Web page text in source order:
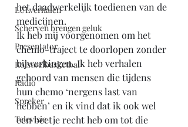
LULverhalen
Scherven brengen geluk
Presentator
Rolstoelbasketbal
Radio
Spreker
Televisie
het daadwerkelijk toedienen van de
medicijnen.
Ik heb mij voorgenomen om het
chemo-traject te doorlopen zonder
bijwerkingen. Ik heb verhalen
gehoord van mensen die tijdens
hun chemo ‘nergens last van
hebben’ en ik vind dat ik ook wel
een beetje recht heb om tot die